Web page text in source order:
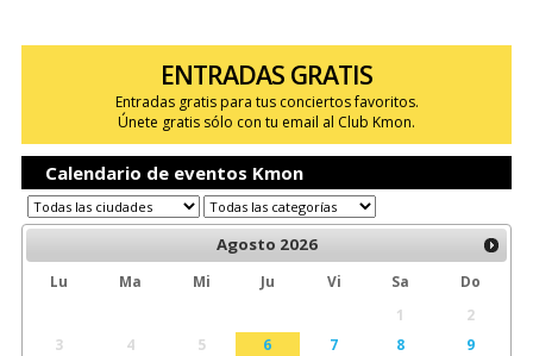
ENTRADAS GRATIS
Entradas gratis para tus conciertos favoritos.
Únete gratis sólo con tu email al Club Kmon.
Calendario de eventos Kmon
Agosto 2026
Lu Ma Mi Ju Vi Sa
Do
1
2
3
4 5 6 7 8
9